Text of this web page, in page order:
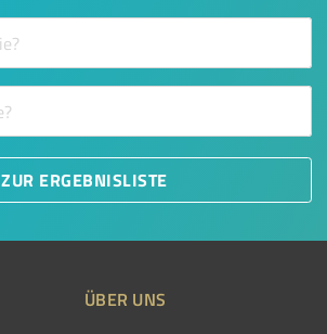
ZUR ERGEBNISLISTE
ÜBER UNS